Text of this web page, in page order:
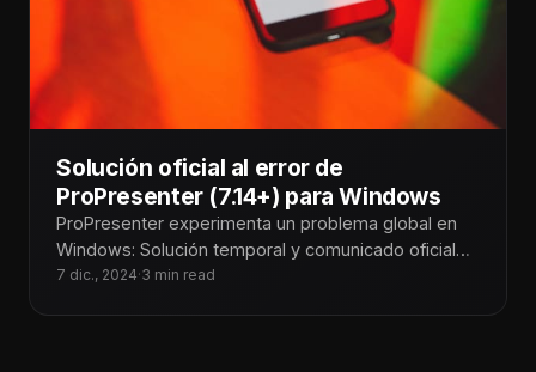
Solución oficial al error de
ProPresenter (7.14+) para Windows
ProPresenter experimenta un problema global en
Windows: Solución temporal y comunicado oficial
En Tecnoiglesia, somos conscientes del impacto
7 dic., 2024·3 min read